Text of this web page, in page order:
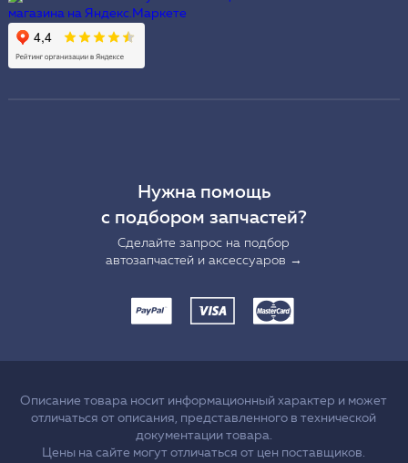
Нужна помощь
с подбором запчастей?
Сделайте запрос на подбор
автозапчастей и аксессуаров →
Описание товара носит информационный характер и может
отличаться от описания, представленного в технической
документации товара.
Цены на сайте могут отличаться от цен поставщиков.